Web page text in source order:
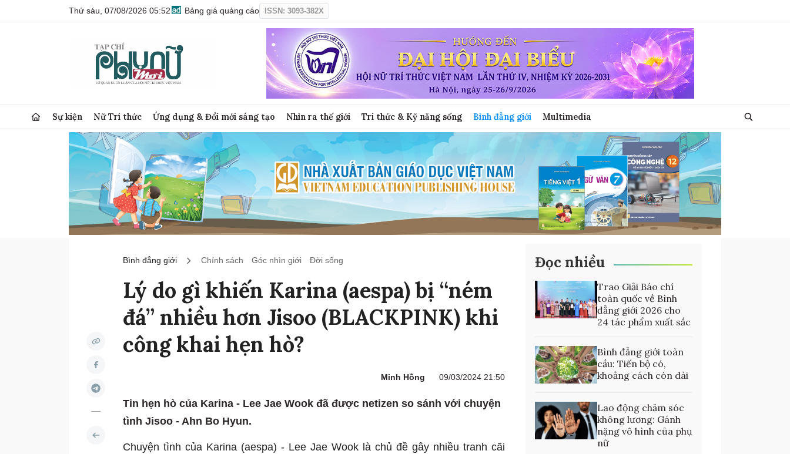
Thứ sáu, 07/08/2026 05:52 Bảng giá quảng cáo ISSN: 3093-382X
Sự kiện Nữ Trí thức Ứng dụng & Đổi mới sáng tạo Nhìn ra thế giới Tri thức & Kỹ năng sống Bình đẳng giới Multimedia
Bình đẳng giới Chính sách Góc nhìn giới Đời sống
Lý do gì khiến Karina (aespa) bị “ném
đá” nhiều hơn Jisoo (BLACKPINK) khi
công khai hẹn hò?
Minh Hồng 09/03/2024 21:50
Tin hẹn hò của Karina - Lee Jae Wook đã được netizen so sánh với chuyện
tình Jisoo - Ahn Bo Hyun.
Chuyện tình của Karina (aespa) - Lee Jae Wook là chủ đề gây nhiều tranh cãi
Đọc nhiều
Trao Giải Báo chí
toàn quốc về Bình
đẳng giới 2026 cho
24 tác phẩm xuất sắc
Bình đẳng giới toàn
cầu: Tiến bộ có,
khoảng cách còn dài
Lao động chăm sóc
không lương: Gánh
nặng vô hình của phụ
nữ